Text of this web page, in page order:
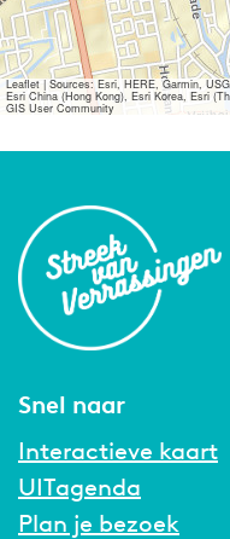
Leaflet|Sources: Esri, HERE, Garmin,
Esri China (Hong Kong), Esri Korea, Esri
GIS User Community
Snel naar
Interactieve kaart
UITagenda
Plan je bezoek